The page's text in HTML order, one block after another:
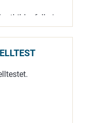
fylla i
en…